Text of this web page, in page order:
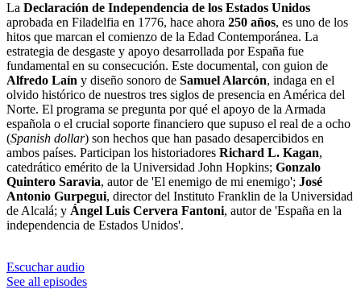
La Declaración de Independencia de los Estados Unidos
aprobada en Filadelfia en 1776, hace ahora 250 años, es uno de los
hitos que marcan el comienzo de la Edad Contemporánea. La
estrategia de desgaste y apoyo desarrollada por España fue
fundamental en su consecución. Este documental, con guion de
Alfredo Laín y diseño sonoro de Samuel Alarcón, indaga en el
olvido histórico de nuestros tres siglos de presencia en América del
Norte. El programa se pregunta por qué el apoyo de la Armada
española o el crucial soporte financiero que supuso el real de a ocho
(Spanish dollar) son hechos que han pasado desapercibidos en
ambos países. Participan los historiadores Richard L. Kagan,
catedrático emérito de la Universidad John Hopkins; Gonzalo
Quintero Saravia, autor de 'El enemigo de mi enemigo'; José
Antonio Gurpegui, director del Instituto Franklin de la Universidad
de Alcalá; y Ángel Luis Cervera Fantoni, autor de 'España en la
independencia de Estados Unidos'.
Escuchar audio
See all episodes